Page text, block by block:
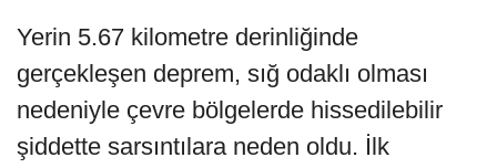
Yerin 5.67 kilometre derinliğinde
gerçekleşen deprem, sığ odaklı olması
nedeniyle çevre bölgelerde hissedilebilir
şiddette sarsıntılara neden oldu. İlk